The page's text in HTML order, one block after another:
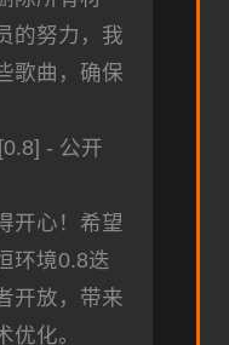
的努力，我
歌曲，确保
- 公开
开心！希望
环境0.8迭
开放，带来
优化。